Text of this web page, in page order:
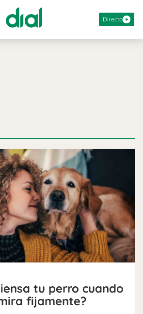
Directo
tu perro cuando
fijamente?